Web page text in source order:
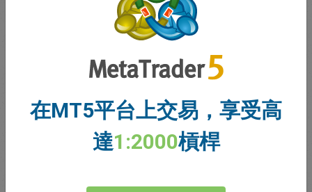
進入龐大的交易社群網路
零佣金、無隱藏費用
在MT5平台上交易，享受高
達1:2000槓桿